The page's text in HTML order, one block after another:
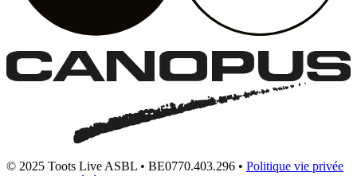
© 2025 Toots Live ASBL • BE0770.403.296 • Politique vie privée